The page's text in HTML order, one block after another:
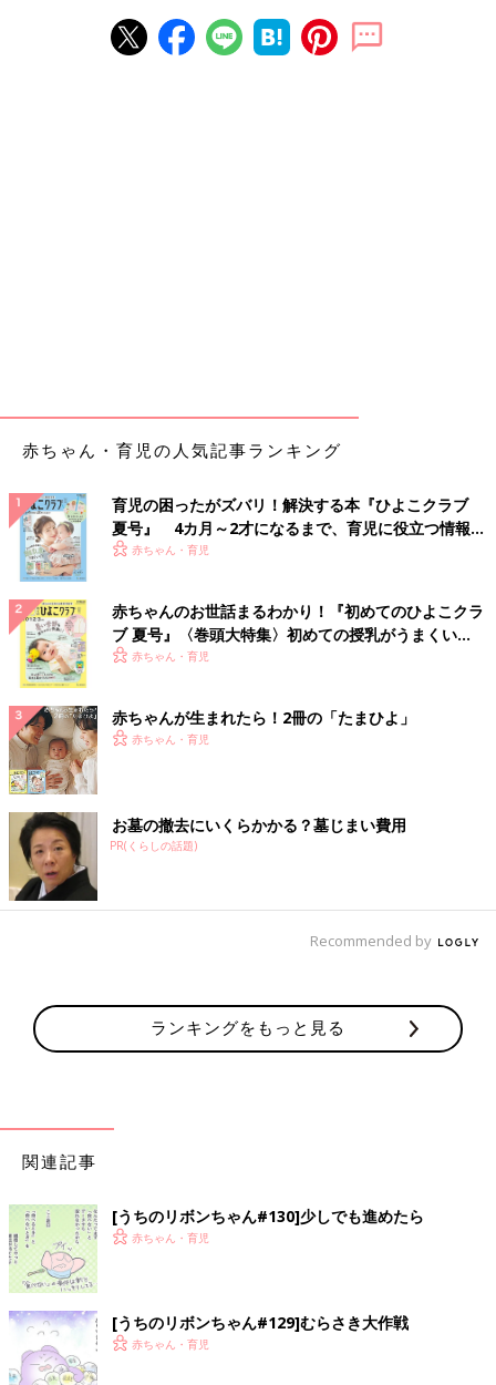
赤ちゃん・育児の人気記事ランキング
育児の困ったがズバリ！解決する本『ひよこクラブ
夏号』 4カ月～2才になるまで、育児に役立つ情報が
いっぱい！
赤ちゃん・育児
赤ちゃんのお世話まるわかり！『初めてのひよこクラ
ブ 夏号』〈巻頭大特集〉初めての授乳がうまくい
く！ おっぱい・ミルクの基本と夏のトラブル 解決テ
赤ちゃん・育児
赤ちゃんが生まれたら！2冊の「たまひよ」
赤ちゃん・育児
お墓の撤去にいくらかかる？墓じまい費用
PR(くらしの話題)
Recommended by
ランキングをもっと見る
関連記事
[うちのリボンちゃん#130]少しでも進めたら
赤ちゃん・育児
[うちのリボンちゃん#129]むらさき大作戦
赤ちゃん・育児